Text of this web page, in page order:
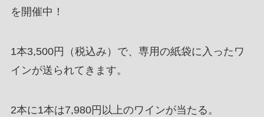
を開催中！
1本3,500円（税込み）で、専用の紙袋に入ったワ
インが送られてきます。
2本に1本は7,980円以上のワインが当たる。